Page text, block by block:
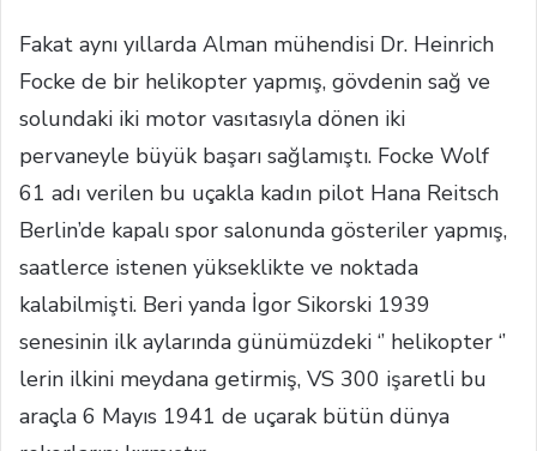
Fakat aynı yıllarda Alman mühendisi Dr. Heinrich
Focke de bir helikopter yapmış, gövdenin sağ ve
solundaki iki motor vasıtasıyla dönen iki
pervaneyle büyük başarı sağlamıştı. Focke Wolf
61 adı verilen bu uçakla kadın pilot Hana Reitsch
Berlin’de kapalı spor salonunda gösteriler yapmış,
saatlerce istenen yükseklikte ve noktada
kalabilmişti. Beri yanda İgor Sikorski 1939
senesinin ilk aylarında günümüzdeki ‘’ helikopter ‘’
lerin ilkini meydana getirmiş, VS 300 işaretli bu
araçla 6 Mayıs 1941 de uçarak bütün dünya